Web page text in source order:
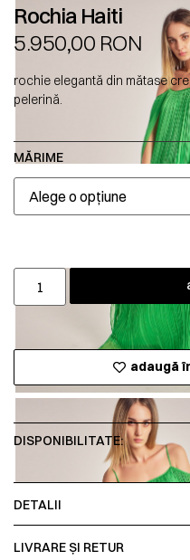
Rochia Haiti
5.950,00 RON
rochie elegantă din mătase
pelerină.
MĂRIME
adaugă
DISPONIBILITATE:
DETALII
LIVRARE ȘI RETUR